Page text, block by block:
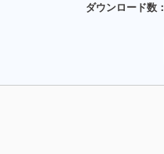
ダウンロード数：